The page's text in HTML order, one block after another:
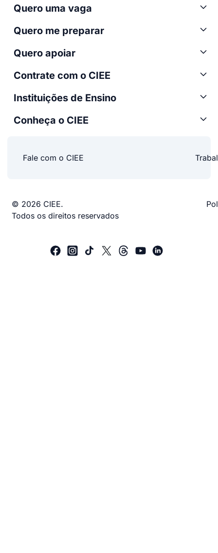
Quero uma vaga
Quero me preparar
Quero apoiar
Contrate com o CIEE
Instituições de Ensino
Conheça o CIEE
Fale com o CIEE
© 2026 CIEE.
Todos os direitos reservados